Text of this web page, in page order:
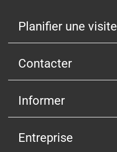
Planifier une visite
Contacter
Informer
Entreprise